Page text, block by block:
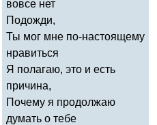
вовсе нет
Подожди,
Ты мог мне по-настоящему
нравиться
Я полагаю, это и есть
причина,
Почему я продолжаю
думать о тебе